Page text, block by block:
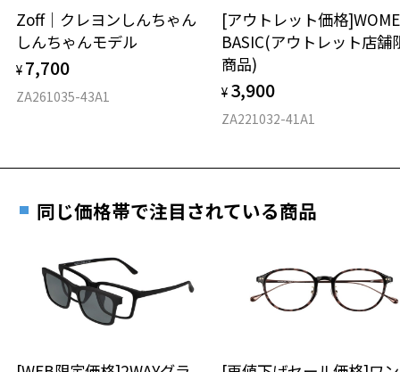
仕上がり寸法
D 仕上がりの横幅：約146mm
36.1g
※着脱式サングラス：デモレンズ、アタッチメント込みの重さ
タイプ
安心2 視力測定無料
視力の変化を早めに発見するために、定期的な視
力測定をおすすめいたします。
安心3 かかり具合調整無料
す。
オンラインストアでフレームのみ購入して、
実店舗で度付きにできます
ご購入時に「レンズ交換券」をお選びいただくと、実店舗で
度数を測定のうえ、度付きレンズ（標準セットレンズ）へ無
お近くのZoff実店舗にて度数を測定いただけます（無料）。
その際は記入用紙をダウンロードしてお使いください。
Zoff｜クレヨンしんちゃん
しんちゃんモデル
¥ 7,700
ZA261035-43A1
[アウトレット価格
BASIC(アウトレット店舗
商品)
¥ 3,900
ZA221032-41A1
同じ価格帯で注目されている商品